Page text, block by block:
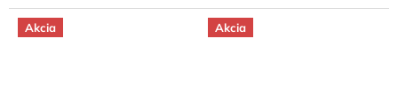
Akcia Akcia